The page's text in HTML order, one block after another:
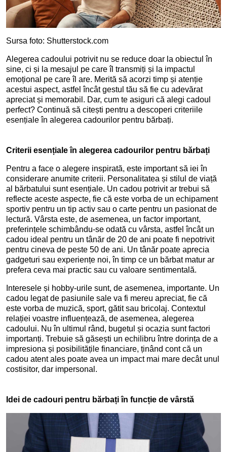
Sursa foto: Shutterstock.com
Alegerea cadoului potrivit nu se reduce doar la obiectul în
sine, ci și la mesajul pe care îl transmiți și la impactul
emoțional pe care îl are. Merită să acorzi timp și atenție
acestui aspect, astfel încât gestul tău să fie cu adevărat
apreciat și memorabil. Dar, cum te asiguri că alegi cadoul
perfect? Continuă să citești pentru a descoperi criteriile
esențiale în alegerea cadourilor pentru bărbați.
Criterii esențiale în alegerea cadourilor pentru bărbați
Pentru a face o alegere inspirată, este important să iei în
considerare anumite criterii. Personalitatea și stilul de viață
al bărbatului sunt esențiale. Un cadou potrivit ar trebui să
reflecte aceste aspecte, fie că este vorba de un echipament
sportiv pentru un tip activ sau o carte pentru un pasionat de
lectură. Vârsta este, de asemenea, un factor important,
preferințele schimbându-se odată cu vârsta, astfel încât un
cadou ideal pentru un tânăr de 20 de ani poate fi nepotrivit
pentru cineva de peste 50 de ani. Un tânăr poate aprecia
gadgeturi sau experiențe noi, în timp ce un bărbat matur ar
prefera ceva mai practic sau cu valoare sentimentală.
Interesele și hobby-urile sunt, de asemenea, importante. Un
cadou legat de pasiunile sale va fi mereu apreciat, fie că
este vorba de muzică, sport, gătit sau bricolaj. Contextul
relației voastre influențează, de asemenea, alegerea
cadoului. Nu în ultimul rând, bugetul și ocazia sunt factori
importanți. Trebuie să găsești un echilibru între dorința de a
impresiona și posibilitățile financiare, ținând cont că un
cadou atent ales poate avea un impact mai mare decât unul
costisitor, dar impersonal.
Idei de cadouri pentru bărbați în funcție de vârstă